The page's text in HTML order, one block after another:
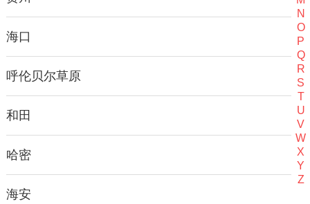
海口
呼伦贝尔草原
和田
哈密
海安
N
O
P
Q
R
S
T
U
V
W
X
Y
Z